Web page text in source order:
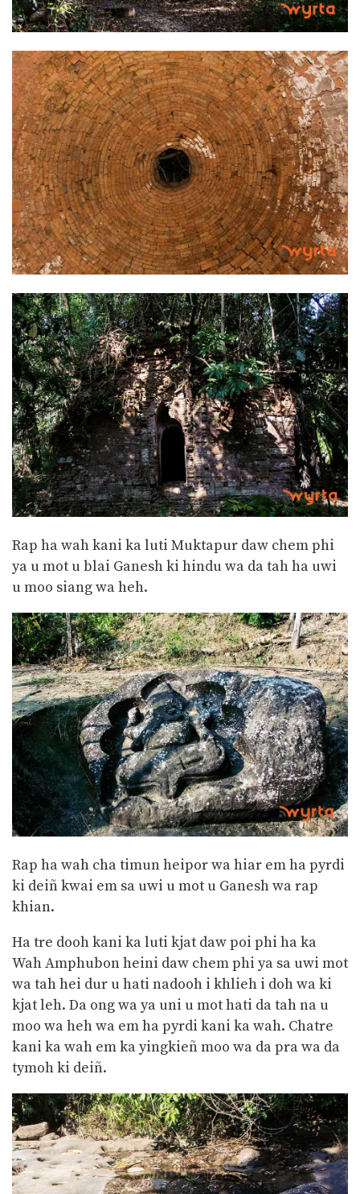
Rap ha wah kani ka luti Muktapur daw chem phi
ya u mot u blai Ganesh ki hindu wa da tah ha uwi
u moo siang wa heh.
Rap ha wah cha timun heipor wa hiar em ha pyrdi
ki deiñ kwai em sa uwi u mot u Ganesh wa rap
khian.
Ha tre dooh kani ka luti kjat daw poi phi ha ka
Wah Amphubon heini daw chem phi ya sa uwi mot
wa tah hei dur u hati nadooh i khlieh i doh wa ki
kjat leh. Da ong wa ya uni u mot hati da tah na u
moo wa heh wa em ha pyrdi kani ka wah. Chatre
kani ka wah em ka yingkieñ moo wa da pra wa da
tymoh ki deiñ.